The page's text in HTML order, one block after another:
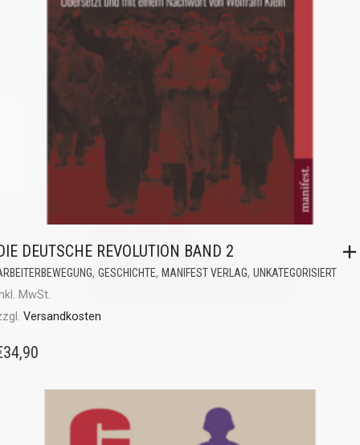
DEUTSCHE REVOLUTION BAND 2
, GESCHICHTE, MANIFEST VERLAG, UNKATEGORISIERT
MwSt.
Versandkosten
34,90